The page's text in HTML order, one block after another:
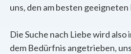
uns, den am besten
Die Suche nach Liebe wird also
dem Bedürfnis angetrieben,